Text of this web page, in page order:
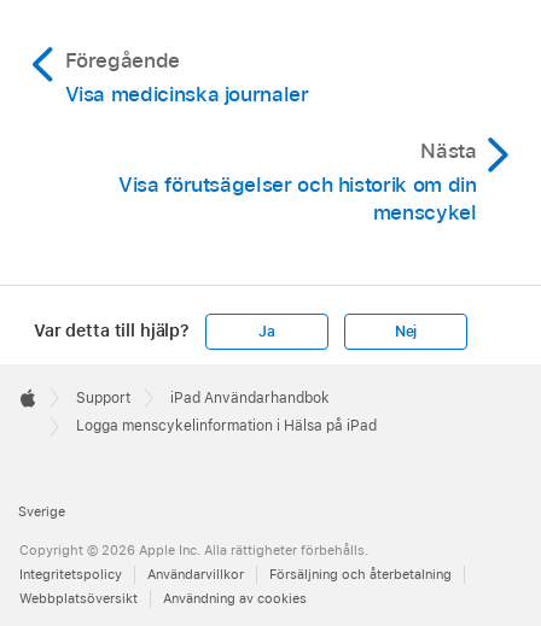
Föregående
Visa medicinska journaler
Nästa
Visa förutsägelser och historik om din
menscykel
Var detta till hjälp? Ja Nej
Footer

Apple
Support
iPad Användarhandbok
Logga menscykelinformation i Hälsa på iPad
Sverige
Copyright © 2026 Apple Inc. Alla rättigheter förbehålls.
Integritetspolicy
Användarvillkor
Försäljning och återbetalning
Webbplatsöversikt
Användning av cookies